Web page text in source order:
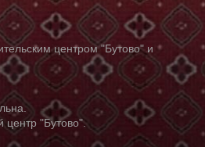
центром "Бутово" и
центр "Бутово".